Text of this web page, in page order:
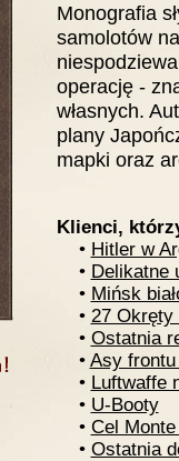
Monografia
samolotów
operację -
własnych.
plany
mapki oraz
Klienci,
• Hitler w
• Delikatne
• Mińsk
• 27 Okręty
• Ostatnia
• Asy
• Luftwaffe
• U-Booty
• Cel
• Ostatnia